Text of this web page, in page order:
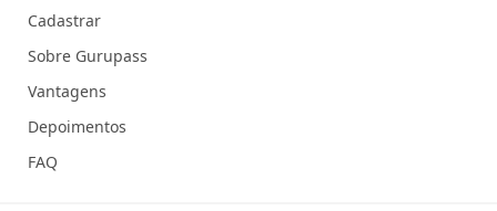
Cadastrar
Sobre Gurupass
Vantagens
Depoimentos
FAQ